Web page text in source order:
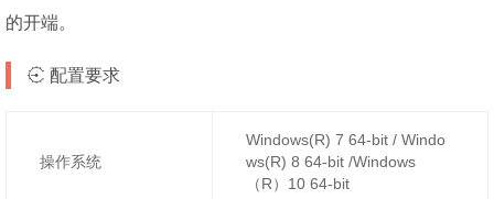
的开端。
配置要求
操作系统
Windows(R) 7 64-bit / Windo
ws(R) 8 64-bit /Windows
（R）10 64-bit